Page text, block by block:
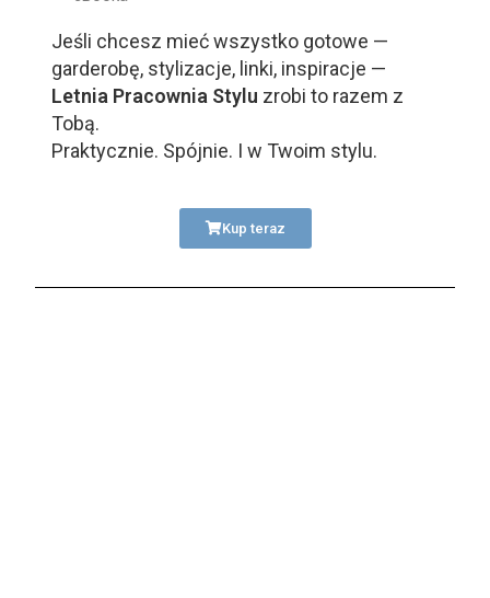
Jeśli chcesz mieć wszystko gotowe —
garderobę, stylizacje, linki, inspiracje —
Letnia Pracownia Stylu zrobi to razem z
Tobą.
Praktycznie. Spójnie. I w Twoim stylu.
Kup teraz